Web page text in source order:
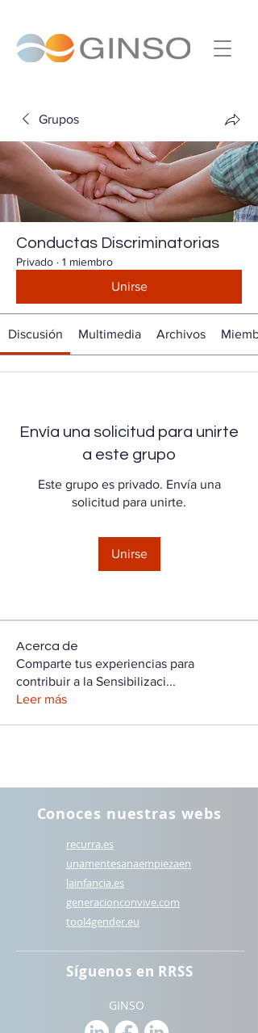
Grupos
Conductas Discriminatorias
Privado · 1 miembro
Unirse
Discusión Multimedia Archivos
Envía una solicitud para unirte
a este grupo
Este grupo es privado. Envía una
solicitud para unirte.
Unirse
Acerca de
Comparte tus experiencias para
contribuir a la Sensibilizaci...
Leer más
Conoces nuestras webs
recurra.es
unamentesanaempiezaen
lainfancia.es
generacionconvive.com
tool4gender.eu
Síguenos en RRSS
GINSO